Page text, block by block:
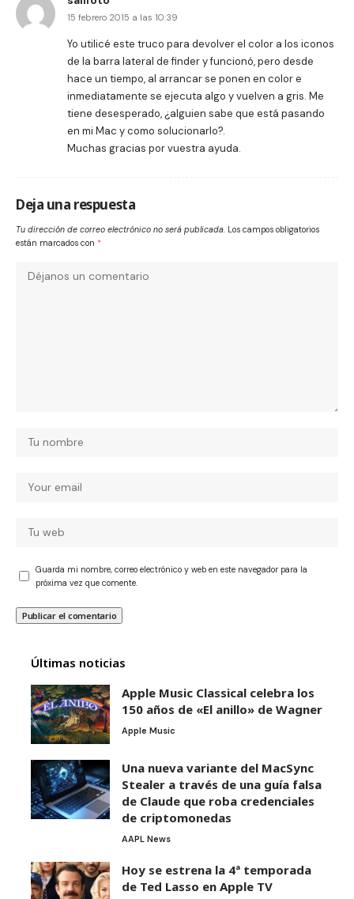
15 febrero 2015 a las 10:39
Yo utilicé este truco para devolver el color a los iconos
de la barra lateral de finder y funcionó, pero desde
hace un tiempo, al arrancar se ponen en color e
inmediatamente se ejecuta algo y vuelven a gris. Me
tiene desesperado, ¿alguien sabe que está pasando
en mi Mac y como solucionarlo?.
Muchas gracias por vuestra ayuda.
Deja una respuesta
Tu dirección de correo electrónico no será publicada. Los campos obligatorios
están marcados con *
Guarda mi nombre, correo electrónico y web en este navegador para la
próxima vez que comente.
Últimas noticias
Apple Music Classical celebra los
150 años de «El anillo» de Wagner
Apple Music
Una nueva variante del MacSync
Stealer a través de una guía falsa
de Claude que roba credenciales
de criptomonedas
AAPL News
Hoy se estrena la 4ª temporada
de Ted Lasso en Apple TV